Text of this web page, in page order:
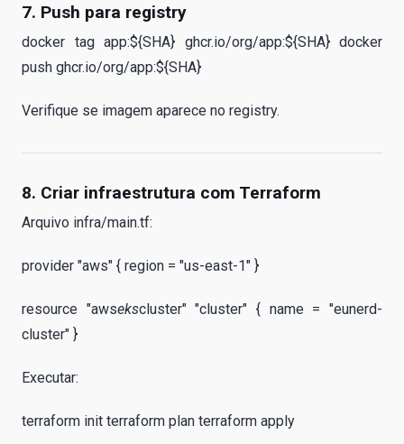
7. Push para registry
docker tag app:${SHA} ghcr.io/org/app:${SHA} docker
push ghcr.io/org/app:${SHA}
Verifique se imagem aparece no registry.
8. Criar infraestrutura com Terraform
Arquivo infra/main.tf:
provider "aws" { region = "us-east-1" }
resource "awsekscluster" "cluster" { name = "eunerd-
cluster" }
Executar:
terraform init terraform plan terraform apply